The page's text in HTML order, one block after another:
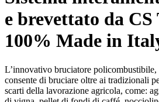
e brevettato da
100% Made in
L’innovativo bruciatore policombustibile,
consente di bruciare oltre ai tradizionali
scarti della lavorazione agricola, come: